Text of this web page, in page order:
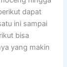
dapat
ini sampai
bisa
yang makin